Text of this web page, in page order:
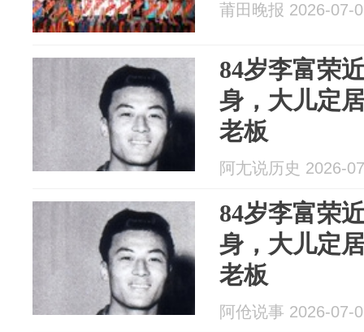
莆田晚报 2026-07-
84岁李富荣
身，大儿定
老板
阿尢说历史 2026-
84岁李富荣
身，大儿定
老板
阿伧说事 2026-07-